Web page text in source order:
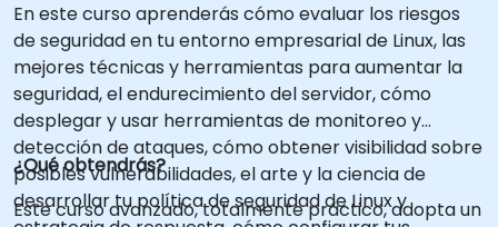
En este curso aprenderás cómo evaluar los riesgos
de seguridad en tu entorno empresarial de Linux, las
mejores técnicas y herramientas para aumentar la
seguridad, el endurecimiento del servidor, cómo
desplegar y usar herramientas de monitoreo y
detección de ataques, cómo obtener visibilidad sobre
posibles vulnerabilidades, el arte y la ciencia de
desarrollar tu política de seguridad de Linux y
¿Qué obtendrás?
Este curso avanzado, totalmente práctico, adopta un